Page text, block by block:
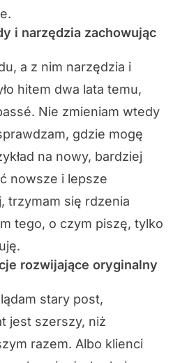
i narzędzia zachowując
a z nim narzędzia i
hitem dwa lata temu,
Nie zmieniam wtedy
gdzie mogę
na nowy, bardziej
nowsze i lepsze
trzymam się rdzenia
tego, o czym piszę, tylko
rozwijające oryginalny
stary post,
jest szerszy, niż
razem. Albo klienci